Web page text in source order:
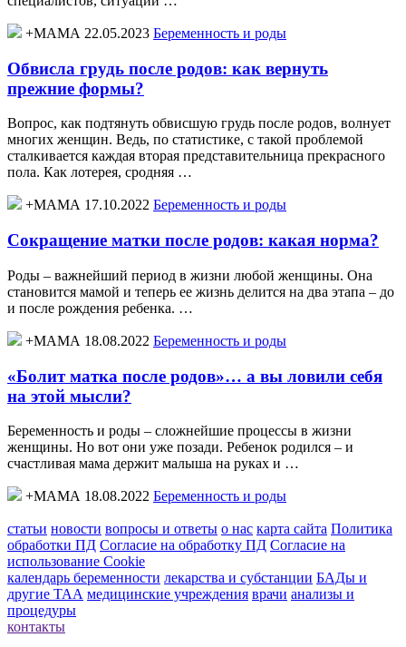
+МАМА 22.05.2023 Беременность и роды
Обвисла грудь после родов: как вернуть
прежние формы?
Вопрос, как подтянуть обвисшую грудь после родов, волнует
многих женщин. Ведь, по статистике, с такой проблемой
сталкивается каждая вторая представительница прекрасного
пола. Как лотерея, сродняя …
+МАМА 17.10.2022 Беременность и роды
Сокращение матки после родов: какая норма?
Роды – важнейший период в жизни любой женщины. Она
становится мамой и теперь ее жизнь делится на два этапа – до
и после рождения ребенка. …
+МАМА 18.08.2022 Беременность и роды
«Болит матка после родов»… а вы ловили себя
на этой мысли?
Беременность и роды – сложнейшие процессы в жизни
женщины. Но вот они уже позади. Ребенок родился – и
счастливая мама держит малыша на руках и …
+МАМА 18.08.2022 Беременность и роды
статьи новости вопросы и ответы о нас карта сайта Политика
обработки ПД Согласие на обработку ПД Согласие на
использование Cookie
календарь беременности лекарства и субстанции БАДы и
другие ТАА медицинские учреждения врачи анализы и
процедуры
контакты